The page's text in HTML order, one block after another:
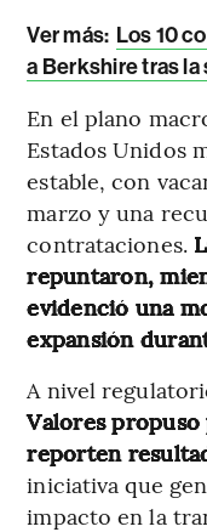
Ver más: Los 10
a Berkshire tras
En el plano
Estados Unidos
estable, con
marzo y una
contrataciones.
repuntaron,
evidenció una
expansión
A nivel
Valores
reporten
iniciativa que
impacto en la